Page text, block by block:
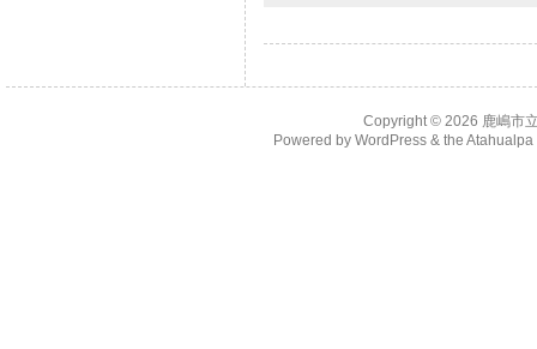
Copyright © 2026 鹿嶋市
Powered by WordPress& the Atahualpa